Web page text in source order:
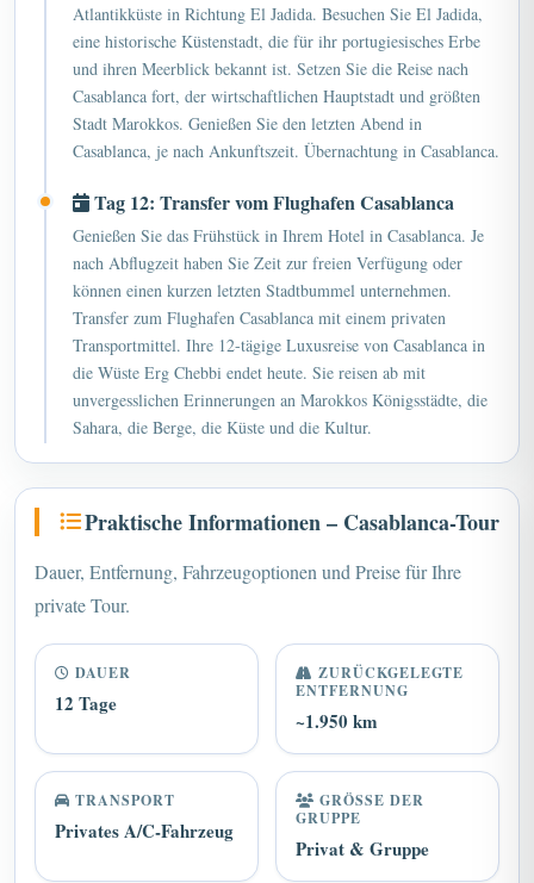
Atlantikküste in Richtung El Jadida. Besuchen Sie El Jadida,
eine historische Küstenstadt, die für ihr portugiesisches Erbe
und ihren Meerblick bekannt ist. Setzen Sie die Reise nach
Casablanca fort, der wirtschaftlichen Hauptstadt und größten
Stadt Marokkos. Genießen Sie den letzten Abend in
Casablanca, je nach Ankunftszeit. Übernachtung in Casablanca.
Tag 12: Transfer vom Flughafen Casablanca
Genießen Sie das Frühstück in Ihrem Hotel in Casablanca. Je
nach Abflugzeit haben Sie Zeit zur freien Verfügung oder
können einen kurzen letzten Stadtbummel unternehmen.
Transfer zum Flughafen Casablanca mit einem privaten
Transportmittel. Ihre 12-tägige Luxusreise von Casablanca in
die Wüste Erg Chebbi endet heute. Sie reisen ab mit
unvergesslichen Erinnerungen an Marokkos Königsstädte, die
Sahara, die Berge, die Küste und die Kultur.
Praktische Informationen – Casablanca-Tour
Dauer, Entfernung, Fahrzeugoptionen und Preise für Ihre
private Tour.
DAUER
12 Tage
ZURÜCKGELEGTE
ENTFERNUNG
~1.950 km
TRANSPORT
Privates A/C-Fahrzeug
GRÖSSE DER G
RUPPE
Privat & Gruppe